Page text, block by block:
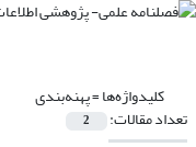
کلیدواژه‌ها =پهنه‌بندی
تعداد مقالات: 2